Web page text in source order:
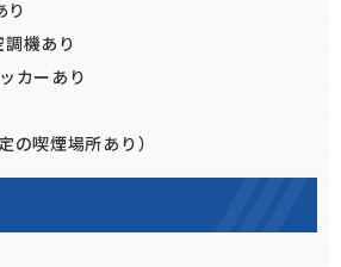
り
機あり
カーあり
の喫煙場所あり）